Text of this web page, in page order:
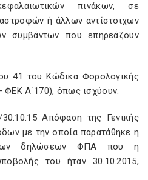
πινάκων, σε
ή άλλων αντίστοιχων
συμβάντων που επηρεάζουν
41 του Κώδικα Φορολογικής
ΦΕΚ Α΄170), όπως ισχύουν.
Απόφαση της Γενικής
με την οποία παρατάθηκε η
των δηλώσεων ΦΠΑ που η
του ήταν 30.10.2015,